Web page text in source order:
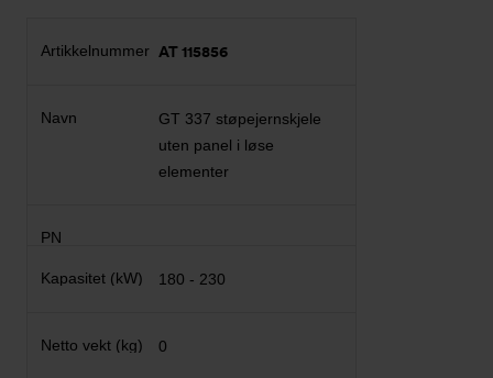
AT 115856
GT 337 støpejernskjele
uten panel i løse
elementer
180 - 230
0